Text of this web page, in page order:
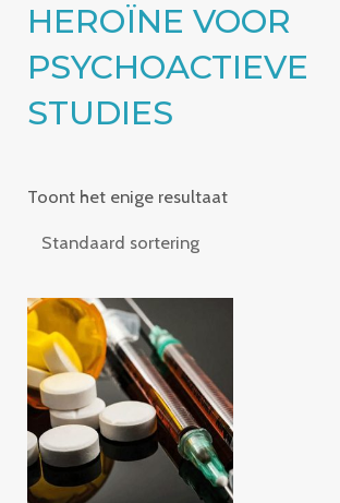
HEROÏNE VOOR
PSYCHOACTIEVE
STUDIES
Toont het enige resultaat
tot
€2,150.00